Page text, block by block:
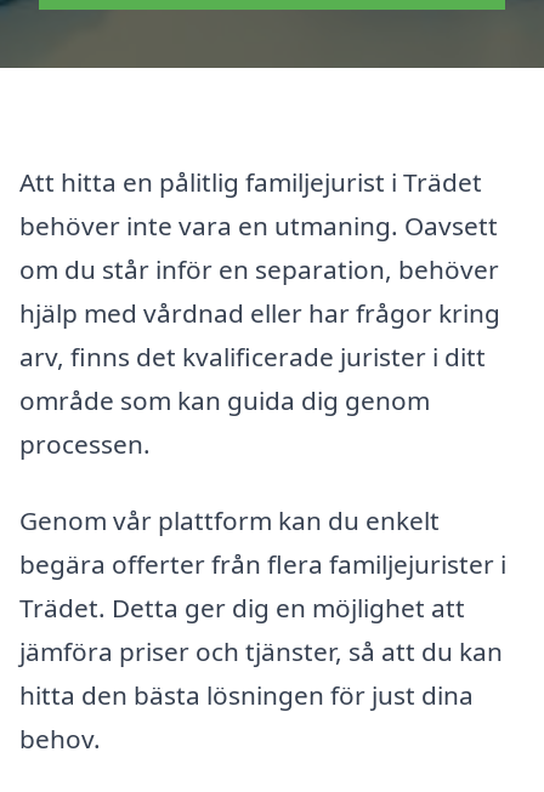
Att hitta en pålitlig familjejurist i Trädet
behöver inte vara en utmaning. Oavsett
om du står inför en separation, behöver
hjälp med vårdnad eller har frågor kring
arv, finns det kvalificerade jurister i ditt
område som kan guida dig genom
processen.
Genom vår plattform kan du enkelt
begära offerter från flera familjejurister i
Trädet. Detta ger dig en möjlighet att
jämföra priser och tjänster, så att du kan
hitta den bästa lösningen för just dina
behov.